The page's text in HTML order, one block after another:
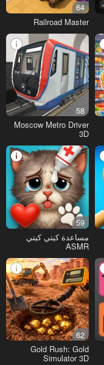
64
Railroad Master
58
Moscow Metro Driver
3D
59
مساعدة كيتي كيتي
ASMR
62
Gold Rush: Gold
Simulator 3D